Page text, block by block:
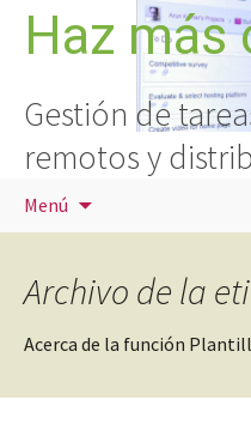
SaltarHaz más
Gestión de
remotos y
Menú
Archivo de la
Acerca de la función